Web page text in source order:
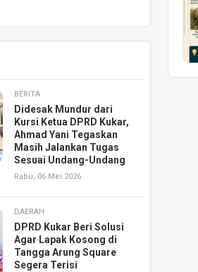
BERITA
Didesak Mundur dari
Kursi Ketua DPRD Kukar,
Ahmad Yani Tegaskan
Masih Jalankan Tugas
Sesuai Undang-Undang
Rabu, 06 Mei 2026
DAERAH
DPRD Kukar Beri Solusi
Agar Lapak Kosong di
Tangga Arung Square
Segera Terisi